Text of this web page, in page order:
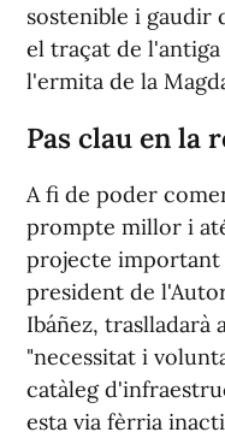
sostenible i gaudir
el traçat de
l'ermita de la
Pas clau en la
A fi de poder
prompte millor i
projecte
president de
Ibáñez, traslladarà
"necessitat i
catàleg
esta via fèrria